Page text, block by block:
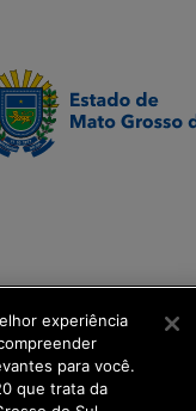
experiência
para você.
que trata da